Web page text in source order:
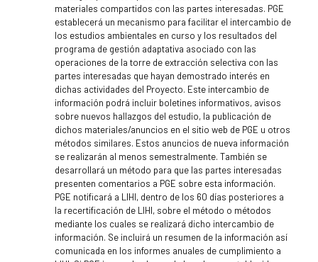
materiales compartidos con las partes interesadas. PGE
establecerá un mecanismo para facilitar el intercambio de
los estudios ambientales en curso y los resultados del
programa de gestión adaptativa asociado con las
operaciones de la torre de extracción selectiva con las
partes interesadas que hayan demostrado interés en
dichas actividades del Proyecto. Este intercambio de
información podrá incluir boletines informativos, avisos
sobre nuevos hallazgos del estudio, la publicación de
dichos materiales/anuncios en el sitio web de PGE u otros
métodos similares. Estos anuncios de nueva información
se realizarán al menos semestralmente. También se
desarrollará un método para que las partes interesadas
presenten comentarios a PGE sobre esta información.
PGE notificará a LIHI, dentro de los 60 días posteriores a
la recertificación de LIHI, sobre el método o métodos
mediante los cuales se realizará dicho intercambio de
información. Se incluirá un resumen de la información así
comunicada en los informes anuales de cumplimiento a